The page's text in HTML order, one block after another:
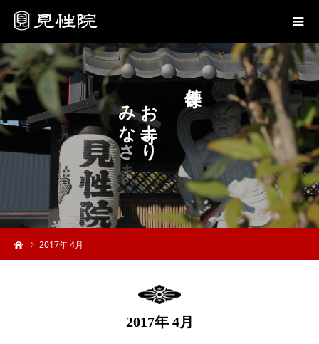
り
お
よ
り
み
な
さ
ま
へ
2017年 4月
2017年 4月